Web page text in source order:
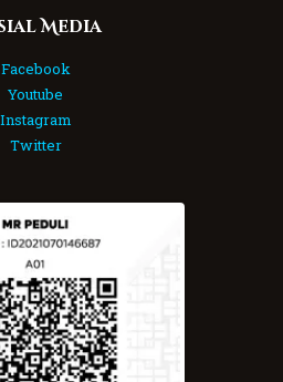
Media
Facebook
Youtube
Instagram
Twitter